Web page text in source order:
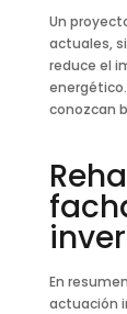
Un
actuales,
reduce el
conozcan
En
actuación